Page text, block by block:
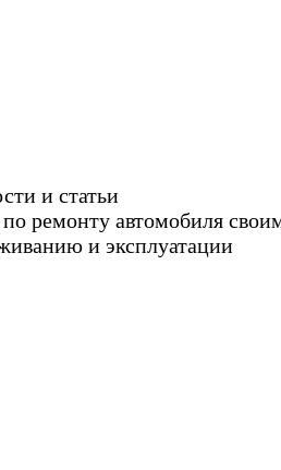
и статьи
ремонту автомобиля
и эксплуатации